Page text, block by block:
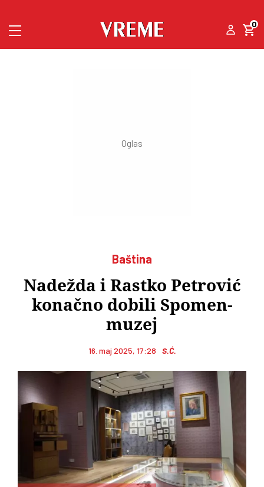
0
Baština
Nadežda i Rastko Petrović
konačno dobili Spomen-
muzej
16. maj 2025, 17:28 S.Ć.